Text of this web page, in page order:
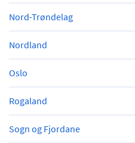
Nord-Trøndelag
Nordland
Oslo
Rogaland
Sogn og Fjordane